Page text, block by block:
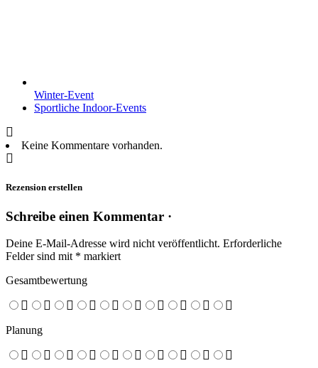
Winter-Event
Sportliche Indoor-Events
Keine Kommentare vorhanden.
Rezension erstellen
Schreibe einen Kommentar ·
Deine E-Mail-Adresse wird nicht veröffentlicht. Erforderliche
Felder sind mit * markiert
Gesamtbewertung
Planung